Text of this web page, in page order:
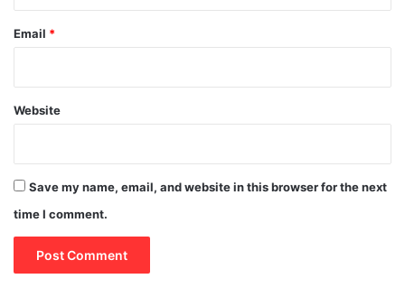
Email *
Website
Save my name, email, and website in this browser for the next
time I comment.